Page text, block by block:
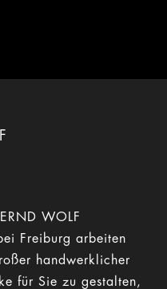
WOLF
Freiburg arbeiten
handwerklicher
für Sie zu gestalten,